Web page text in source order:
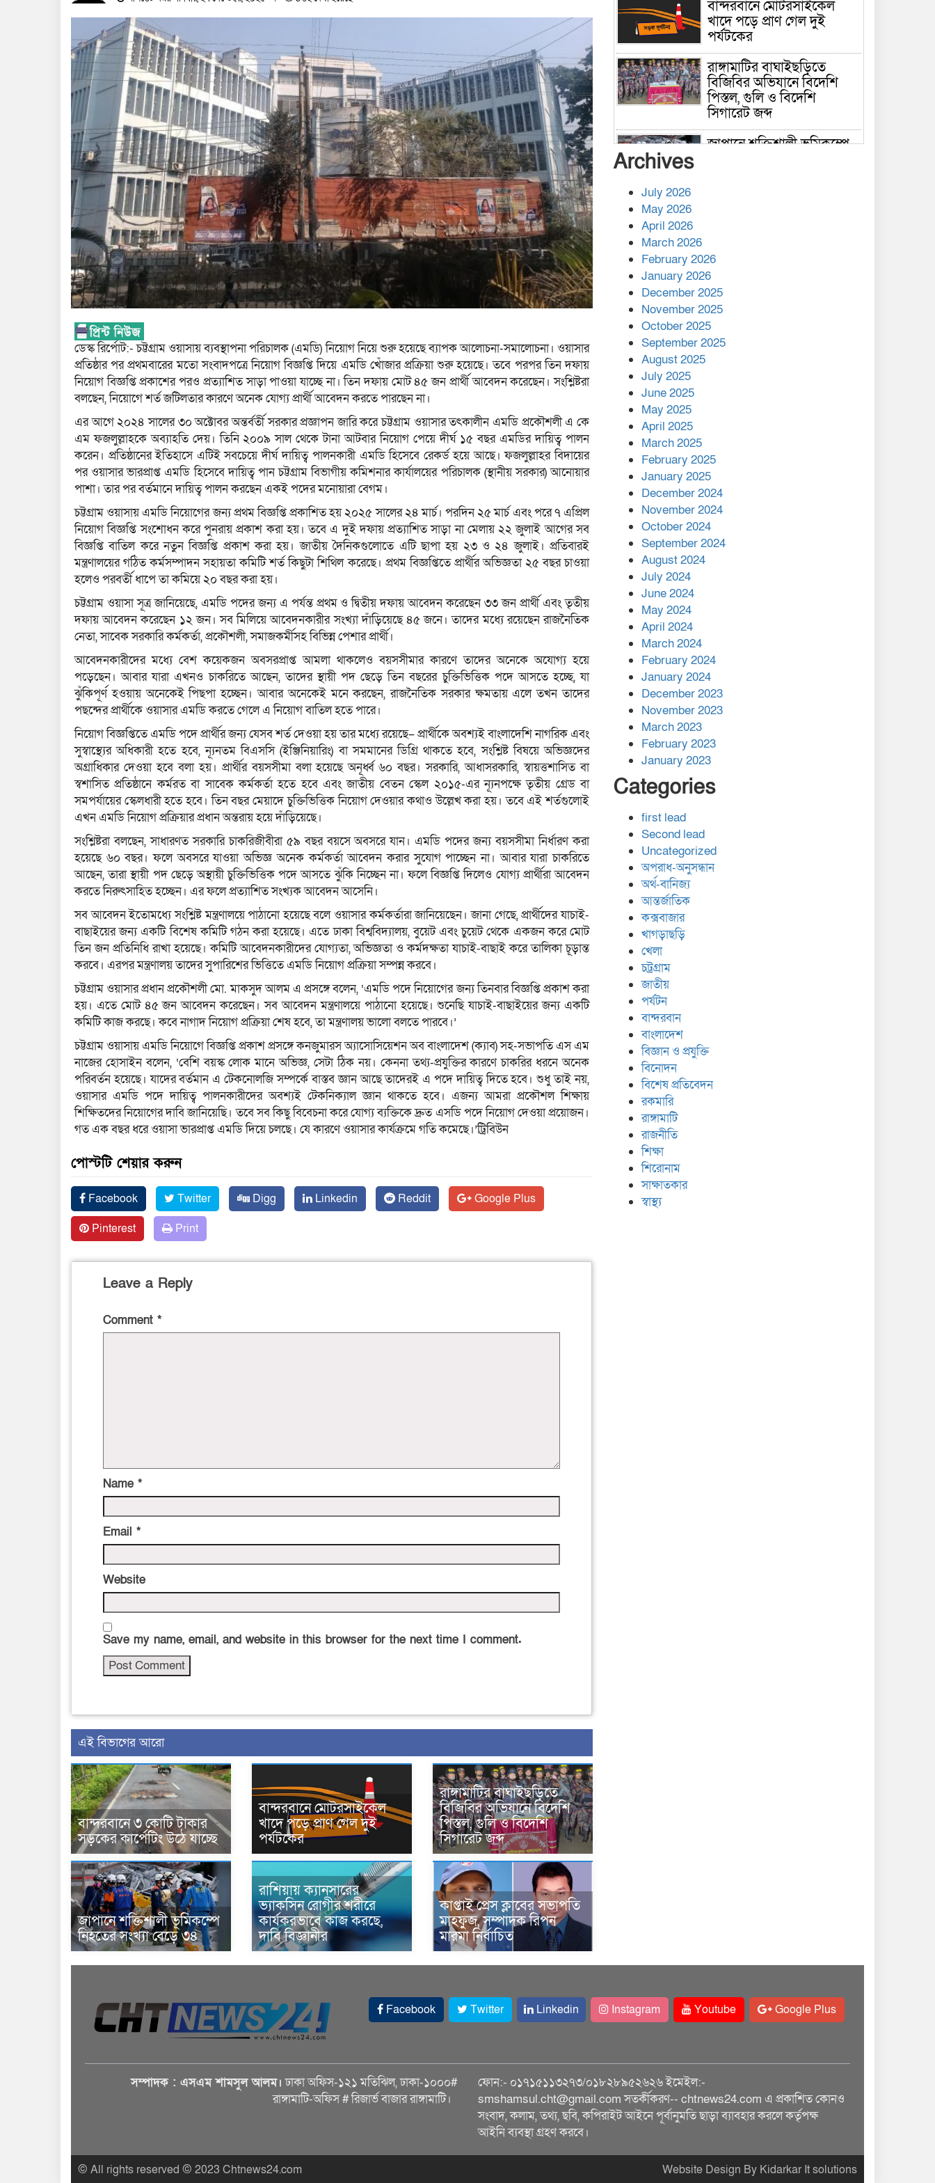
ডেস্ক রির্পোট:- চট্টগ্রাম ওয়াসায় ব্যবস্থাপনা পরিচালক (এমডি) নিয়োগ নিয়ে শুরু হয়েছে ব্যাপক আলোচনা-সমালোচনা। ওয়াসার
প্রতিষ্ঠার পর প্রথমবারের মতো সংবাদপত্রে নিয়োগ বিজ্ঞপ্তি দিয়ে এমডি খোঁজার প্রক্রিয়া শুরু হয়েছে। তবে পরপর তিন দফায়
নিয়োগ বিজ্ঞপ্তি প্রকাশের পরও প্রত্যাশিত সাড়া পাওয়া যাচ্ছে না। তিন দফায় মোট ৪৫ জন প্রার্থী আবেদন করেছেন। সংশ্লিষ্টরা
বলছেন, নিয়োগে শর্ত জটিলতার কারণে অনেক যোগ্য প্রার্থী আবেদন করতে পারছেন না।
এর আগে ২০২৪ সালের ৩০ অক্টোবর অন্তর্বর্তী সরকার প্রজ্ঞাপন জারি করে চট্টগ্রাম ওয়াসার তৎকালীন এমডি প্রকৌশলী এ কে
এম ফজলুল্লাহকে অব্যাহতি দেয়। তিনি ২০০৯ সাল থেকে টানা আটবার নিয়োগ পেয়ে দীর্ঘ ১৫ বছর এমডির দায়িত্ব পালন
করেন। প্রতিষ্ঠানের ইতিহাসে এটিই সবচেয়ে দীর্ঘ দায়িত্ব পালনকারী এমডি হিসেবে রেকর্ড হয়ে আছে। ফজলুল্লাহর বিদায়ের
পর ওয়াসার ভারপ্রাপ্ত এমডি হিসেবে দায়িত্ব পান চট্টগ্রাম বিভাগীয় কমিশনার কার্যালয়ের পরিচালক (স্থানীয় সরকার) আনোয়ার
পাশা। তার পর বর্তমানে দায়িত্ব পালন করছেন একই পদের মনোয়ারা বেগম।
চট্টগ্রাম ওয়াসায় এমডি নিয়োগের জন্য প্রথম বিজ্ঞপ্তি প্রকাশিত হয় ২০২৫ সালের ২৪ মার্চ। পরদিন ২৫ মার্চ এবং পরে ৭ এপ্রিল
নিয়োগ বিজ্ঞপ্তি সংশোধন করে পুনরায় প্রকাশ করা হয়। তবে এ দুই দফায় প্রত্যাশিত সাড়া না মেলায় ২২ জুলাই আগের সব
বিজ্ঞপ্তি বাতিল করে নতুন বিজ্ঞপ্তি প্রকাশ করা হয়। জাতীয় দৈনিকগুলোতে এটি ছাপা হয় ২৩ ও ২৪ জুলাই। প্রতিবারই
মন্ত্রণালয়ের গঠিত কর্মসম্পাদন সহায়তা কমিটি শর্ত কিছুটা শিথিল করেছে। প্রথম বিজ্ঞপ্তিতে প্রার্থীর অভিজ্ঞতা ২৫ বছর চাওয়া
হলেও পরবর্তী ধাপে তা কমিয়ে ২০ বছর করা হয়।
চট্টগ্রাম ওয়াসা সূত্র জানিয়েছে, এমডি পদের জন্য এ পর্যন্ত প্রথম ও দ্বিতীয় দফায় আবেদন করেছেন ৩৩ জন প্রার্থী এবং তৃতীয়
দফায় আবেদন করেছেন ১২ জন। সব মিলিয়ে আবেদনকারীর সংখ্যা দাঁড়িয়েছে ৪৫ জনে। তাদের মধ্যে রয়েছেন রাজনৈতিক
নেতা, সাবেক সরকারি কর্মকর্তা, প্রকৌশলী, সমাজকর্মীসহ বিভিন্ন পেশার প্রার্থী।
আবেদনকারীদের মধ্যে বেশ কয়েকজন অবসরপ্রাপ্ত আমলা থাকলেও বয়সসীমার কারণে তাদের অনেকে অযোগ্য হয়ে
পড়েছেন। আবার যারা এখনও চাকরিতে আছেন, তাদের স্থায়ী পদ ছেড়ে তিন বছরের চুক্তিভিত্তিক পদে আসতে হচ্ছে, যা
ঝুঁকিপূর্ণ হওয়ায় অনেকেই পিছপা হচ্ছেন। আবার অনেকেই মনে করছেন, রাজনৈতিক সরকার ক্ষমতায় এলে তখন তাদের
পছন্দের প্রার্থীকে ওয়াসার এমডি করতে গেলে এ নিয়োগ বাতিল হতে পারে।
নিয়োগ বিজ্ঞপ্তিতে এমডি পদে প্রার্থীর জন্য যেসব শর্ত দেওয়া হয় তার মধ্যে রয়েছে– প্রার্থীকে অবশ্যই বাংলাদেশি নাগরিক এবং
সুস্বাস্থ্যের অধিকারী হতে হবে, ন্যূনতম বিএসসি (ইঞ্জিনিয়ারিং) বা সমমানের ডিগ্রি থাকতে হবে, সংশ্লিষ্ট বিষয়ে অভিজ্ঞদের
অগ্রাধিকার দেওয়া হবে বলা হয়। প্রার্থীর বয়সসীমা বলা হয়েছে অনূর্ধ্ব ৬০ বছর। সরকারি, আধাসরকারি, স্বায়ত্তশাসিত বা
স্বশাসিত প্রতিষ্ঠানে কর্মরত বা সাবেক কর্মকর্তা হতে হবে এবং জাতীয় বেতন স্কেল ২০১৫-এর ন্যূনপক্ষে তৃতীয় গ্রেড বা
সমপর্যায়ের স্কেলধারী হতে হবে। তিন বছর মেয়াদে চুক্তিভিত্তিক নিয়োগ দেওয়ার কথাও উল্লেখ করা হয়। তবে এই শর্তগুলোই
এখন এমডি নিয়োগ প্রক্রিয়ার প্রধান অন্তরায় হয়ে দাঁড়িয়েছে।
সংশ্লিষ্টরা বলছেন, সাধারণত সরকারি চাকরিজীবীরা ৫৯ বছর বয়সে অবসরে যান। এমডি পদের জন্য বয়সসীমা নির্ধারণ করা
হয়েছে ৬০ বছর। ফলে অবসরে যাওয়া অভিজ্ঞ অনেক কর্মকর্তা আবেদন করার সুযোগ পাচ্ছেন না। আবার যারা চাকরিতে
আছেন, তারা স্থায়ী পদ ছেড়ে অস্থায়ী চুক্তিভিত্তিক পদে আসতে ঝুঁকি নিচ্ছেন না। ফলে বিজ্ঞপ্তি দিলেও যোগ্য প্রার্থীরা আবেদন
করতে নিরুৎসাহিত হচ্ছেন। এর ফলে প্রত্যাশিত সংখ্যক আবেদন আসেনি।
সব আবেদন ইতোমধ্যে সংশ্লিষ্ট মন্ত্রণালয়ে পাঠানো হয়েছে বলে ওয়াসার কর্মকর্তারা জানিয়েছেন। জানা গেছে, প্রার্থীদের যাচাই-
বাছাইয়ের জন্য একটি বিশেষ কমিটি গঠন করা হয়েছে। এতে ঢাকা বিশ্ববিদ্যালয়, বুয়েট এবং চুয়েট থেকে একজন করে মোট
তিন জন প্রতিনিধি রাখা হয়েছে। কমিটি আবেদনকারীদের যোগ্যতা, অভিজ্ঞতা ও কর্মদক্ষতা যাচাই-বাছাই করে তালিকা চূড়ান্ত
করবে। এরপর মন্ত্রণালয় তাদের সুপারিশের ভিত্তিতে এমডি নিয়োগ প্রক্রিয়া সম্পন্ন করবে।
চট্টগ্রাম ওয়াসার প্রধান প্রকৌশলী মো. মাকসুদ আলম এ প্রসঙ্গে বলেন, ‘এমডি পদে নিয়োগের জন্য তিনবার বিজ্ঞপ্তি প্রকাশ করা
হয়। এতে মোট ৪৫ জন আবেদন করেছেন। সব আবেদন মন্ত্রণালয়ে পাঠানো হয়েছে। শুনেছি যাচাই-বাছাইয়ের জন্য একটি
কমিটি কাজ করছে। কবে নাগাদ নিয়োগ প্রক্রিয়া শেষ হবে, তা মন্ত্রণালয় ভালো বলতে পারবে।’
চট্টগ্রাম ওয়াসায় এমডি নিয়োগে বিজ্ঞপ্তি প্রকাশ প্রসঙ্গে কনজুমারস অ্যাসোসিয়েশন অব বাংলাদেশ (ক্যাব) সহ-সভাপতি এস এম
নাজের হোসাইন বলেন, ‘বেশি বয়স্ক লোক মানে অভিজ্ঞ, সেটা ঠিক নয়। কেননা তথ্য-প্রযুক্তির কারণে চাকরির ধরনে অনেক
পরিবর্তন হয়েছে। যাদের বর্তমান এ টেকনোলজি সম্পর্কে বাস্তব জ্ঞান আছে তাদেরই এ পদে দায়িত্ব দিতে হবে। শুধু তাই নয়,
ওয়াসার এমডি পদে দায়িত্ব পালনকারীদের অবশ্যই টেকনিক্যাল জ্ঞান থাকতে হবে। এজন্য আমরা প্রকৌশল শিক্ষায়
শিক্ষিতদের নিয়োগের দাবি জানিয়েছি। তবে সব কিছু বিবেচনা করে যোগ্য ব্যক্তিকে দ্রুত এসডি পদে নিয়োগ দেওয়া প্রয়োজন।
গত এক বছর ধরে ওয়াসা ভারপ্রাপ্ত এমডি দিয়ে চলছে। যে কারণে ওয়াসার কার্যক্রমে গতি কমেছে।’ট্রিবিউন
পোস্টটি শেয়ার করুন
Facebook Twitter Digg Linkedin Reddit
Google Plus
Pinterest
Print
Leave a Reply
Comment *
Name *
Email *
Website
Save my name, email, and website in this browser for the next time I comment.
এই বিভাগের আরো
বান্দরবানে ৩ কোটি টাকার
সড়কের কার্পেটিং উঠে যাচ্ছে
বান্দরবানে মোটরসাইকেল
খাদে পড়ে প্রাণ গেল দুই
পর্যটকের
রাঙ্গামাটির বাঘাইছড়িতে
বিজিবির অভিযানে বিদেশি
পিস্তল, গুলি ও বিদেশি
সিগারেট জব্দ
জাপানে শক্তিশালী ভূমিকম্পে
নিহতের সংখ্যা বেড়ে ৩৪
রাশিয়ায় ক্যানসারের
ভ্যাকসিন রোগীর শরীরে
কার্যকরভাবে কাজ করছে,
দাবি বিজ্ঞানীর
কাপ্তাই প্রেস ক্লাবের সভাপতি
মাহফুজ, সম্পাদক রিপন
মারমা নির্বাচিত
বান্দরবানে মোটরসাইকেল
খাদে পড়ে প্রাণ গেল দুই
পর্যটকের
রাঙ্গামাটির বাঘাইছড়িতে
বিজিবির অভিযানে বিদেশি
পিস্তল, গুলি ও বিদেশি
সিগারেট জব্দ
জাপানে শক্তিশালী ভূমিকম্পে
কাপ্তাই প্রেস ক্লাবের সভাপতি
মাহফুজ, সম্পাদক রিপন মারমা
নির্বাচিত
মালয়েশিয়ার প্রধানমন্ত্রীকে চিঠি
দেয়ার পর ফোন তারেক
রহমানের,গ্যাস সঙ্কট
মোকাবিলায় সহায়তার আশ্বাস
এক বিলিয়ন ডলার বিনিয়োগ
হবে আনোয়ারায়
বান্দরবানে বন্যায় ক্ষতিগ্রস্তদের
মাঝে সহায়তা দিলেন সাচিং প্রু
জেরী
Archives
July 2026
May 2026
April 2026
March 2026
February 2026
January 2026
December 2025
November 2025
October 2025
September 2025
August 2025
July 2025
June 2025
May 2025
April 2025
March 2025
February 2025
January 2025
December 2024
November 2024
October 2024
September 2024
August 2024
July 2024
June 2024
May 2024
April 2024
March 2024
February 2024
January 2024
December 2023
November 2023
March 2023
February 2023
January 2023
Categories
first lead
Second lead
Uncategorized
অপরাধ-অনুসন্ধান
অর্থ-বানিজ্য
আন্তর্জাতিক
কক্সবাজার
খাগড়াছড়ি
খেলা
চট্রগ্রাম
জাতীয়
পর্যটন
বান্দরবান
বাংলাদেশ
বিজ্ঞান ও প্রযুক্তি
বিনোদন
বিশেষ প্রতিবেদন
রকমারি
রাঙ্গামাটি
রাজনীতি
শিক্ষা
শিরোনাম
সাক্ষাতকার
স্বাস্থ্য
Facebook Twitter Linkedin Instagram Youtube Google Plus
সম্পাদক : এসএম শামসুল আলম। ঢাকা অফিস-১২১ মতিঝিল, ঢাকা-১০০০#
রাঙ্গামাটি-অফিস # রিজার্ভ বাজার রাঙ্গামাটি।
ফোন:- ০১৭১৫১১৩২৭৩/০১৮২৮৯৫২৬২৬ ইমেইল:-
smshamsul.cht@gmail.com সতর্কীকরণ-- chtnews24.com এ প্রকাশিত কোনও
সংবাদ, কলাম, তথ্য, ছবি, কপিরাইট আইনে পূর্বানুমতি ছাড়া ব্যাবহার করলে কর্তৃপক্ষ
আইনি ব্যবস্থা গ্রহণ করবে।
© All rights reserved © 2023 Chtnews24.com Website Design By Kidarkar It solutions